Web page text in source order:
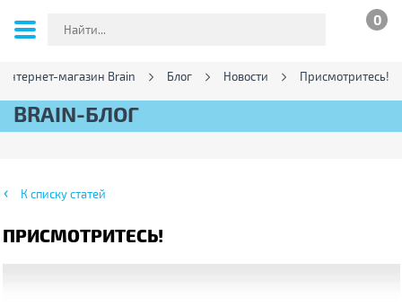
0
Интернет-магазин Brain Блог Новости Присмотритесь!
BRAIN-БЛОГ
К списку статей
ПРИСМОТРИТЕСЬ!